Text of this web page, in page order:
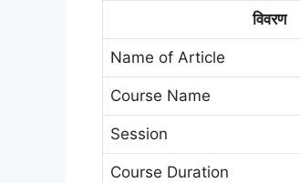
विवरण
Name of Article
Course Name
Session
Course Duration